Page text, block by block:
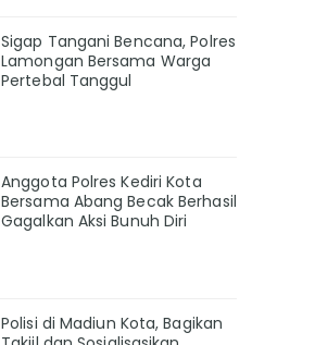
Sigap Tangani Bencana, Polres
Lamongan Bersama Warga
Pertebal Tanggul
Anggota Polres Kediri Kota
Bersama Abang Becak Berhasil
Gagalkan Aksi Bunuh Diri
Polisi di Madiun Kota, Bagikan